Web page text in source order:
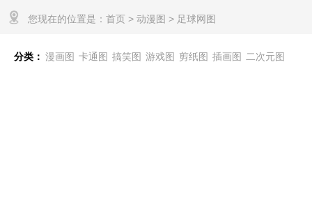
您现在的位置是： 首页 > 动漫图 > 足球网图
分类： 漫画图 卡通图 搞笑图 游戏图 剪纸图 插画图 二次元图